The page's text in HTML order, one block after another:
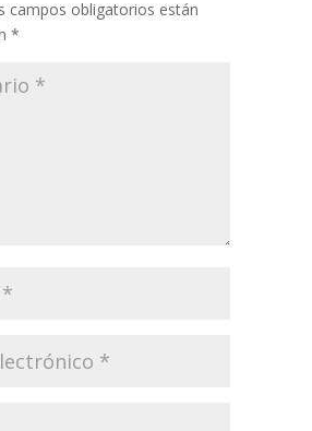
campos obligatorios están
*